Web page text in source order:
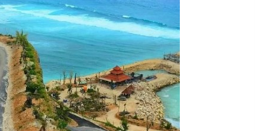
Tiket Bounty Sunset Dinner
Cruis...
Bali